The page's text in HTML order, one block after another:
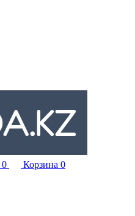
0 Корзина 0